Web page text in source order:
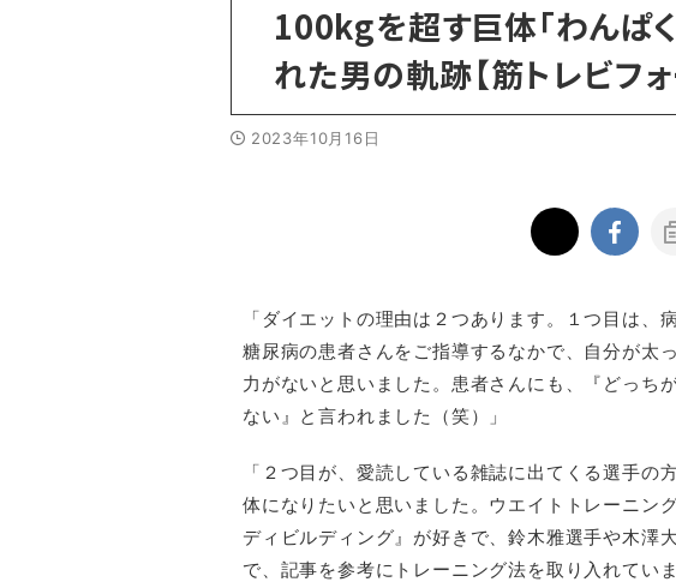
100kgを超す巨体「わんぱ
れた男の軌跡【筋トレビフォ
2023年10月16日
「ダイエットの理由は２つあります。１つ目は、
糖尿病の患者さんをご指導するなかで、自分が太
力がないと思いました。患者さんにも、『どっち
ない』と言われました（笑）」
「２つ目が、愛読している雑誌に出てくる選手の
体になりたいと思いました。ウエイトトレーニン
ディビルディング』が好きで、鈴木雅選手や木澤
で、記事を参考にトレーニング法を取り入れていま